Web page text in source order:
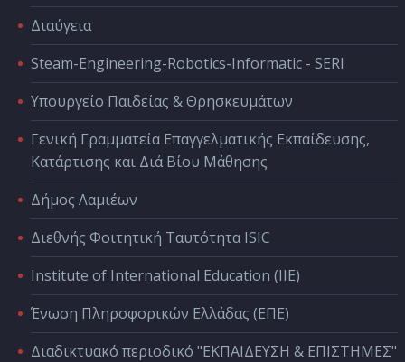
Διαύγεια
Steam-Engineering-Robotics-Informatic - SERI
Υπουργείο Παιδείας & Θρησκευμάτων
Γενική Γραμματεία Επαγγελματικής Εκπαίδευσης,
Κατάρτισης και Διά Βίου Μάθησης
Δήμος Λαμιέων
Διεθνής Φοιτητική Ταυτότητα ISIC
Institute of International Education (IIE)
Ένωση Πληροφορικών Ελλάδας (ΕΠΕ)
Διαδικτυακό περιοδικό "ΕΚΠΑΙΔΕΥΣΗ & ΕΠΙΣΤΗΜΕΣ"